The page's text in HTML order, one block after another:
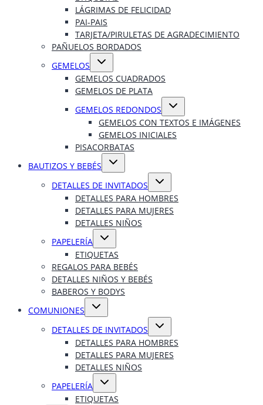
LÁGRIMAS DE FELICIDAD
PAI-PAIS
TARJETA/PIRULETAS DE AGRADECIMIENTO
PAÑUELOS BORDADOS
GEMELOS
Alternar
hijo
GEMELOS CUADRADOS
GEMELOS DE PLATA
GEMELOS REDONDOS
Alternar
hijo
GEMELOS CON TEXTOS E IMÁGENES
GEMELOS INICIALES
PISACORBATAS
BAUTIZOS Y BEBÉS
Alternar
DETALLES DE INVITADOS
Alternar
hijo
DETALLES PARA HOMBRES
DETALLES PARA MUJERES
DETALLES NIÑOS
PAPELERÍA
Alternar
hijo
ETIQUETAS
REGALOS PARA BEBÉS
DETALLES NIÑOS Y BEBÉS
BABEROS Y BODYS
COMUNIONES
Alternar
DETALLES DE INVITADOS
Alternar
hijo
DETALLES PARA HOMBRES
DETALLES PARA MUJERES
DETALLES NIÑOS
PAPELERÍA
Alternar
hijo
ETIQUETAS